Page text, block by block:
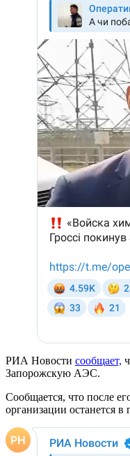
РИА Новости сообщает,
Запорожскую АЭС.
Сообщается, что после
организации останется в